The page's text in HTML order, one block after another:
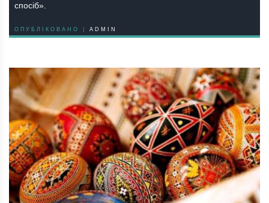
спосіб».
ОПУБЛІКОВАНО | ADMIN